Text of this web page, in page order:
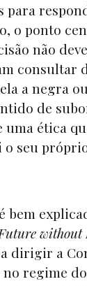
para
o ponto
não
consultar
a negra
de
ética
seu
bem
without
dirigir a
no regime do